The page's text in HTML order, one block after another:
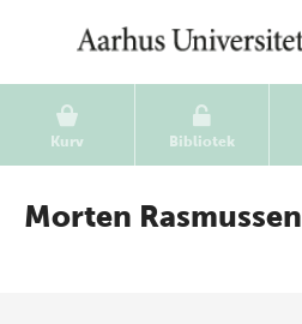
Kurv Bibliotek
Morten Rasmussen